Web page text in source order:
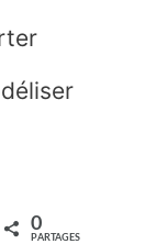
0
PARTAGES